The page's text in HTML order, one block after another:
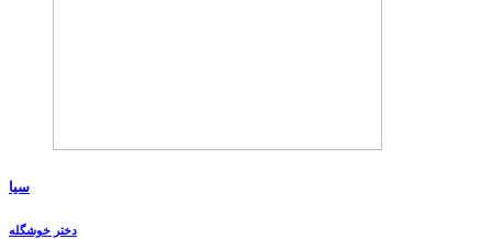
سیا
دختر خوشگله